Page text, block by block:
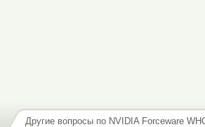
Другие вопросы по NVIDIA Forceware